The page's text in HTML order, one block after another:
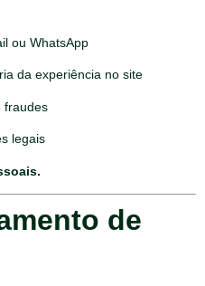
ou WhatsApp
da experiência no site
fraudes
legais
de